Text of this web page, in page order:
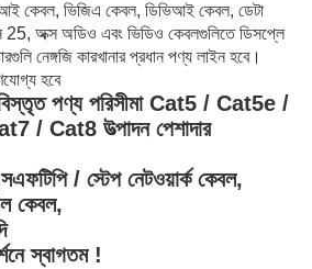
কেবল, ভিজিএ কেবল, ডিভিআই কেবল, ডেটা
25, অক্স অডিও এবং ভিডিও কেবলগুলিতে ডিসপ্লে
নেঙ্গজি কারখানার প্রধান পণ্য লাইন হবে।
হবে
বিস্তৃত পণ্য পরিসীমা Cat5 / Cat5e /
Cat8 উত্পাদন পেশাদার
/ স্টেপ নেটওয়ার্ক কেবল,
কেবল,
স্বাগতম !